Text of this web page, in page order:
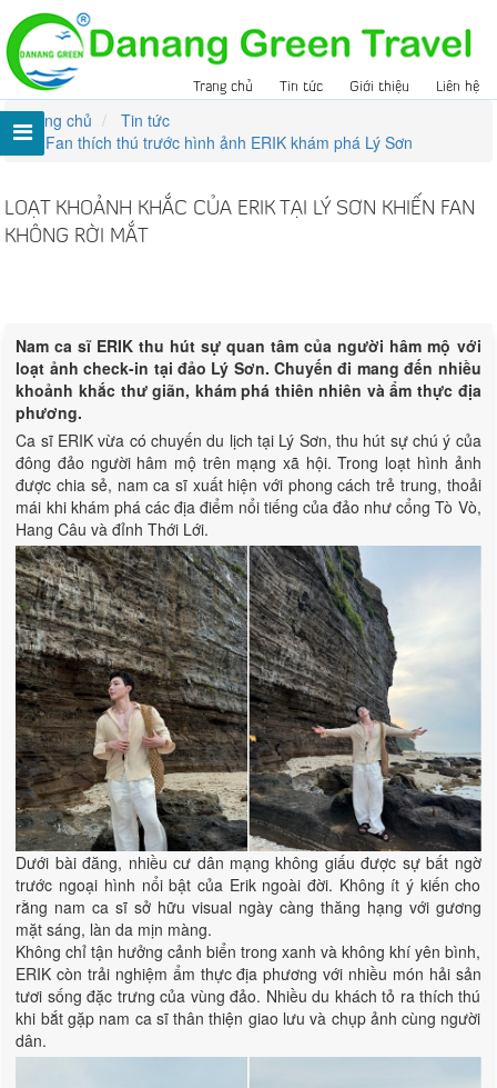
Trang chủ Tin tức Giới thiệu Liên hệ
Trang chủ
Tin tức
Fan thích thú trước hình ảnh ERIK khám phá Lý Sơn
LOẠT KHOẢNH KHẮC CỦA ERIK TẠI LÝ SƠN KHIẾN FAN
KHÔNG RỜI MẮT
Nam ca sĩ ERIK thu hút sự quan tâm của người hâm mộ với
loạt ảnh check-in tại đảo Lý Sơn. Chuyến đi mang đến nhiều
khoảnh khắc thư giãn, khám phá thiên nhiên và ẩm thực địa
phương.
Ca sĩ ERIK vừa có chuyến du lịch tại Lý Sơn, thu hút sự chú ý của
đông đảo người hâm mộ trên mạng xã hội. Trong loạt hình ảnh
được chia sẻ, nam ca sĩ xuất hiện với phong cách trẻ trung, thoải
mái khi khám phá các địa điểm nổi tiếng của đảo như cổng Tò Vò,
Hang Câu và đỉnh Thới Lới.
Dưới bài đăng, nhiều cư dân mạng không giấu được sự bất ngờ
trước ngoại hình nổi bật của Erik ngoài đời. Không ít ý kiến cho
rằng nam ca sĩ sở hữu visual ngày càng thăng hạng với gương
mặt sáng, làn da mịn màng.
Không chỉ tận hưởng cảnh biển trong xanh và không khí yên bình,
ERIK còn trải nghiệm ẩm thực địa phương với nhiều món hải sản
tươi sống đặc trưng của vùng đảo. Nhiều du khách tỏ ra thích thú
khi bắt gặp nam ca sĩ thân thiện giao lưu và chụp ảnh cùng người
dân.